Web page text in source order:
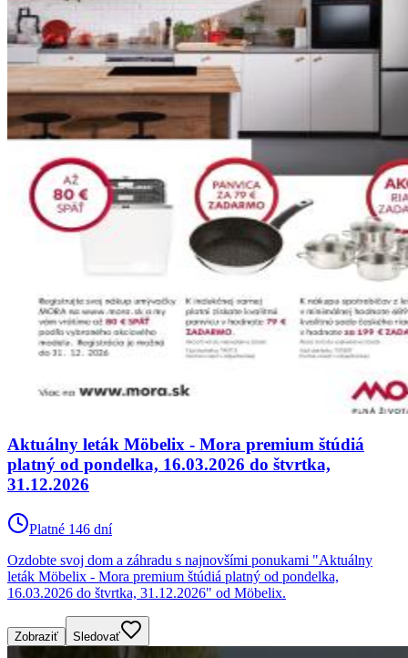
Aktuálny leták Möbelix - Mora premium štúdiá
platný od pondelka, 16.03.2026 do štvrtka,
31.12.2026
Platné 146 dní
Ozdobte svoj dom a záhradu s najnovšími ponukami "Aktuálny
leták Möbelix - Mora premium štúdiá platný od pondelka,
16.03.2026 do štvrtka, 31.12.2026" od Möbelix.
Zobraziť Sledovať